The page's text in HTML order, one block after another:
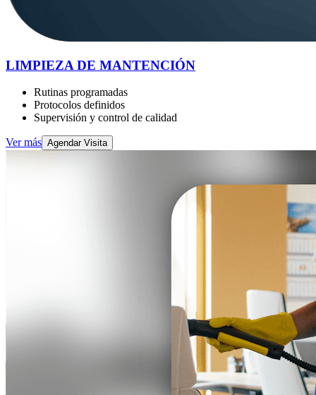
LIMPIEZA DE MANTENCIÓN
Rutinas programadas
Protocolos definidos
Supervisión y control de calidad
Ver más Agendar Visita